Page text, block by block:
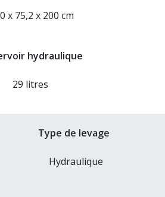
x 75,2 x 200 cm
hydraulique
29 litres
Type de levage
Hydraulique